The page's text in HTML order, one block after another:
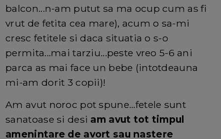
balcon...n-am putut sa ma ocup cum as fi
vrut de fetita cea mare), acum o sa-mi
cresc fetitele si daca situatia o s-o
permita...mai tarziu...peste vreo 5-6 ani
parca as mai face un bebe (intotdeauna
mi-am dorit 3 copii)!
Am avut noroc pot spune...fetele sunt
sanatoase si desi am avut tot timpul
amenintare de avort sau nastere